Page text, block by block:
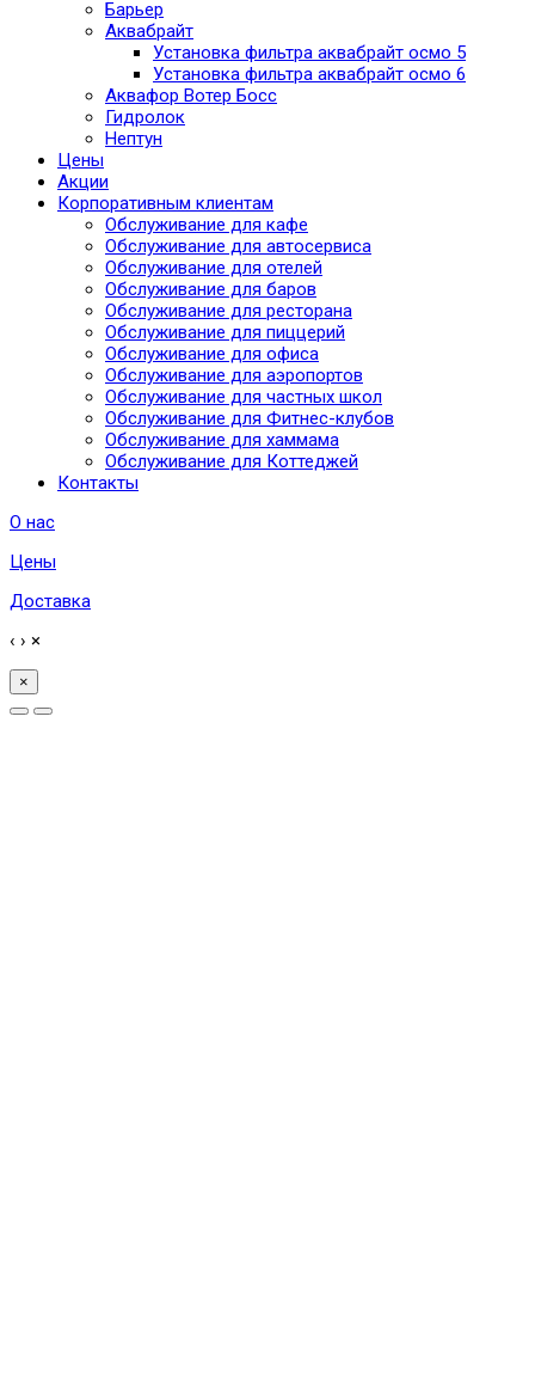
Барьер
Аквабрайт
Установка фильтра аквабрайт осмо 5
Установка фильтра аквабрайт осмо 6
Аквафор Вотер Босс
Гидролок
Нептун
Цены
Акции
Корпоративным клиентам
Обслуживание для кафе
Обслуживание для автосервиса
Обслуживание для отелей
Обслуживание для баров
Обслуживание для ресторана
Обслуживание для пиццерий
Обслуживание для офиса
Обслуживание для аэропортов
Обслуживание для частных школ
Обслуживание для Фитнес-клубов
Обслуживание для хаммама
Обслуживание для Коттеджей
Контакты
О нас
Цены
Доставка
‹ › ×
×